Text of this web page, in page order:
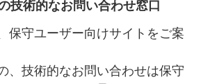
技術的なお問い合わせ窓口
保守ユーザー向けサイトをご案
、技術的なお問い合わせは保守